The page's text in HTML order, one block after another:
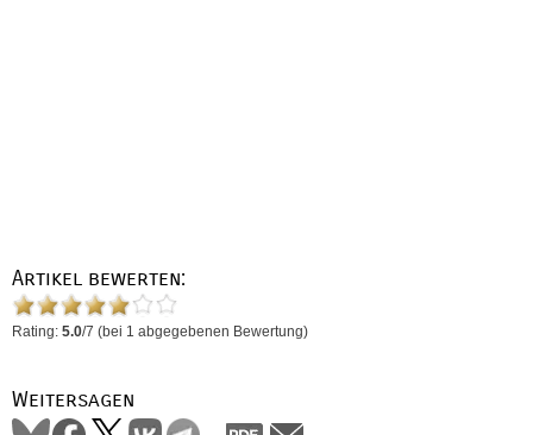
Artikel bewerten:
Rating: 5.0/7 (bei 1 abgegebenen Bewertung)
Weitersagen